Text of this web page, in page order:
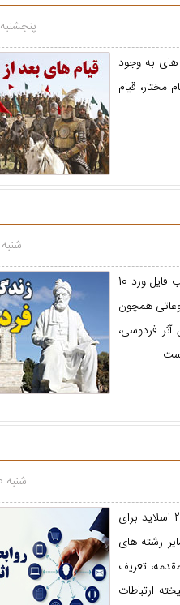
پنجشنبه 12 تیر 1404
به وجود
قیام
شنبه 10 آذر 1403
تحقیق دانش آموزی درباره زندگینامه حکیم ابوالقاسم فردوسی در قالب فایل ورد 10
همچون
فردوسی،
شنبه 30 دی 1402
پاورپوینت با موضوع روابط عمومی اثر بخش در قالب فایل ppt با 20 اسلاید برای
رشته های
تعریف
ارتباطات